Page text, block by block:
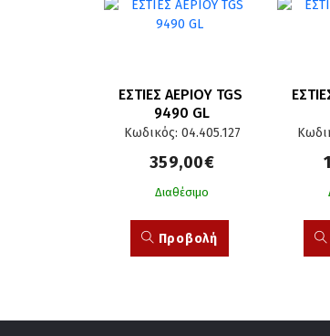
ΕΣΤΙΕΣ ΑΕΡΙΟΥ TGS
9490 GL
Κωδικός: 04.405.127
359,00€
Διαθέσιμο
Προβολή